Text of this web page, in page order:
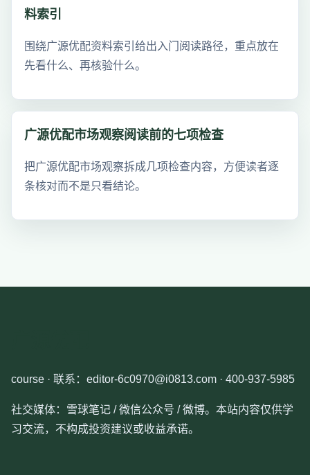
料索引
围绕广源优配资料索引给出入门阅读路径，重点放在
先看什么、再核验什么。
广源优配市场观察阅读前的七项检查
把广源优配市场观察拆成几项检查内容，方便读者逐
条核对而不是只看结论。
course · 联系：editor-6c0970@i0813.com · 400-937-5985
社交媒体：雪球笔记 / 微信公众号 / 微博。本站内容仅供学
习交流，不构成投资建议或收益承诺。